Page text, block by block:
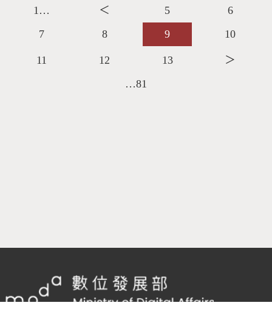
1… ＜ 5
6
7
8 9 10
11 12 13
＞
…81